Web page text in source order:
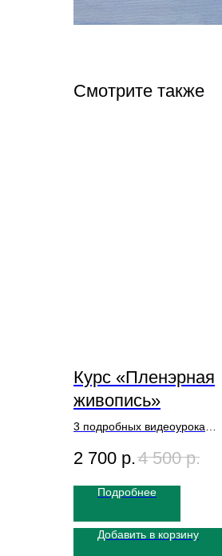
Смотрите также
Курс «Пленэрная
живопись»
3 подробных видеоурока
и более опытных художников
2 700 р.4 500 р.
Подробнее
Добавить в корзину